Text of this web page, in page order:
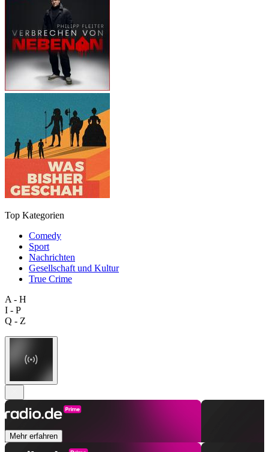
Top Kategorien
Comedy
Sport
Nachrichten
Gesellschaft und Kultur
True Crime
A - H
I - P
Q - Z
Mehr erfahren